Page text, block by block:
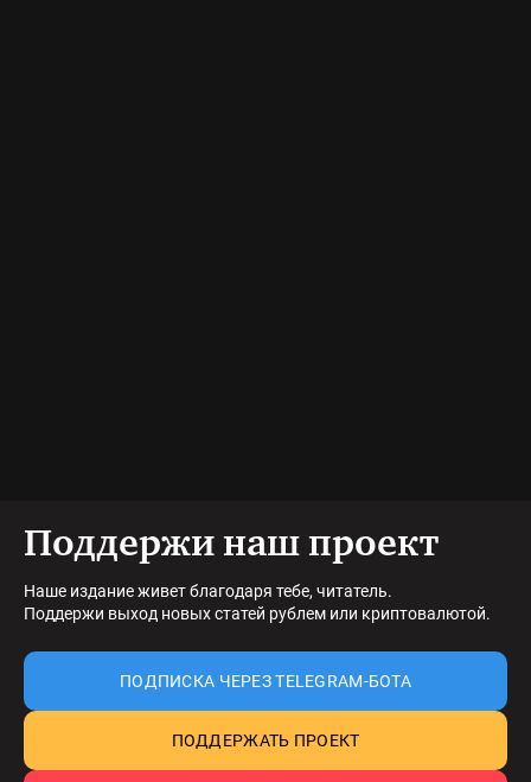
Поддержи наш проект
Наше издание живет благодаря тебе, читатель.
Поддержи выход новых статей рублем или криптовалютой.
ПОДПИСКА ЧЕРЕЗ TELEGRAM-БОТА
ПОДДЕРЖАТЬ ПРОЕКТ